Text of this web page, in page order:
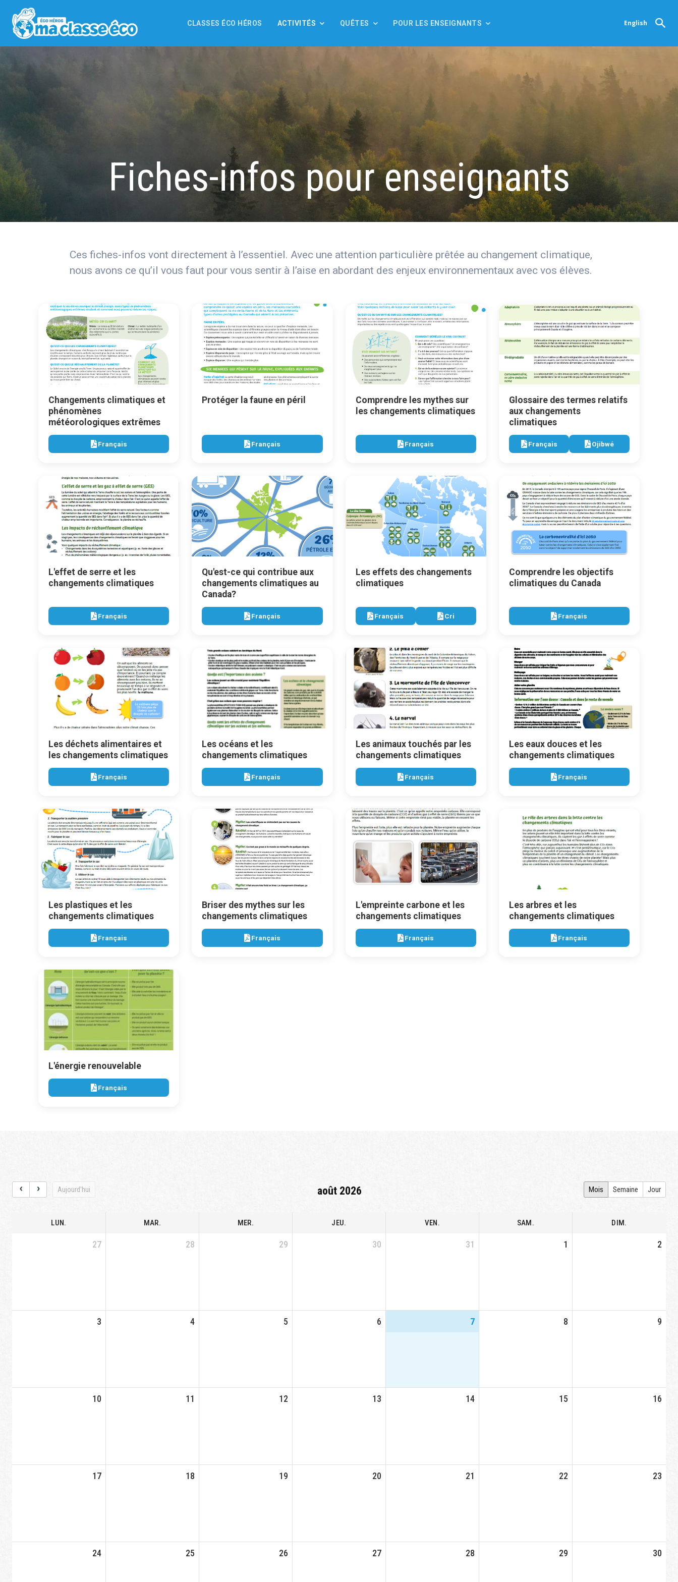
CLASSES ÉCO HÉROS ACTIVITÉS QUÊTES POUR LES ENSEIGNANTS English
Fiches-infos pour enseignants
Ces fiches-infos vont directement à l’essentiel. Avec une attention particulière prêtée au changement climatique,
nous avons ce qu’il vous faut pour vous sentir à l’aise en abordant des enjeux environnementaux avec vos élèves.
Changements climatiques et
phénomènes
météorologiques extrêmes
Français
Protéger la faune en péril
Français
Comprendre les mythes sur
les changements climatiques
Français
Glossaire des termes relatifs
aux changements
climatiques
Français Ojibwé
L'effet de serre et les
changements climatiques
Français
Qu'est-ce qui contribue aux
changements climatiques au
Canada?
Français
Les effets des changements
climatiques
Français Cri
Comprendre les objectifs
climatiques du Canada
Français
Les déchets alimentaires et
les changements climatiques
Français
Les océans et les
changements climatiques
Français
Les animaux touchés par les
changements climatiques
Français
Les eaux douces et les
changements climatiques
Français
Les plastiques et les
changements climatiques
Français
Briser des mythes sur les
changements climatiques
Français
L'empreinte carbone et les
changements climatiques
Français
Les arbres et les
changements climatiques
Français
L'énergie renouvelable
Français
Aujourd'hui Mois Semaine Jour
août 2026
LUN. MAR. MER. JEU. VEN. SAM. DIM.
27 28 29 30 31 1 2
3 4 5 6 7 8 9
10 11 12 13 14 15 16
17 18 19 20 21 22 23
24 25 26 27 28 29 30